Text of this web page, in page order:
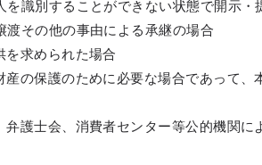
を識別することができない状態で開示・
渡その他の事由による承継の場合
を求められた場合
産の保護のために必要な場合であって
弁護士会、消費者センター等公的機関